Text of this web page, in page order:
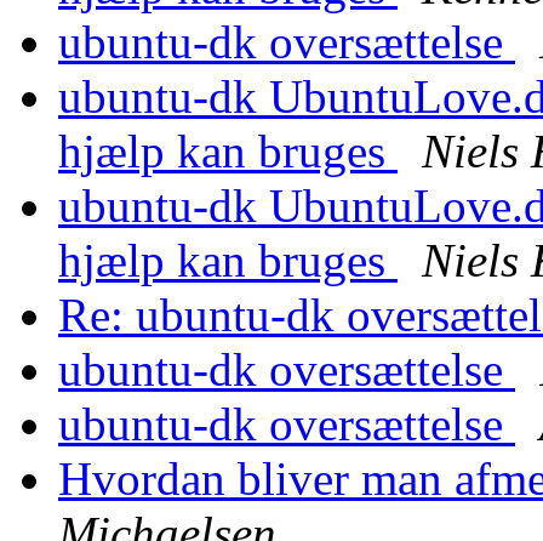
ubuntu-dk oversættelse
ubuntu-dk
hjælp kan bruges
Niels
ubuntu-dk
hjælp kan bruges
Niels
Re: ubuntu-dk
ubuntu-dk oversættelse
ubuntu-dk oversættelse
Hvordan bliver man